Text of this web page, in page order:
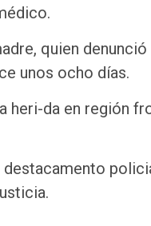
quien
unos ocho días.
heri-da en región